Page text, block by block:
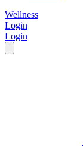
Wellness
Login
Login